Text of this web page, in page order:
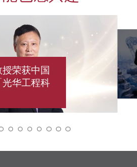
荣获中国
华工程科